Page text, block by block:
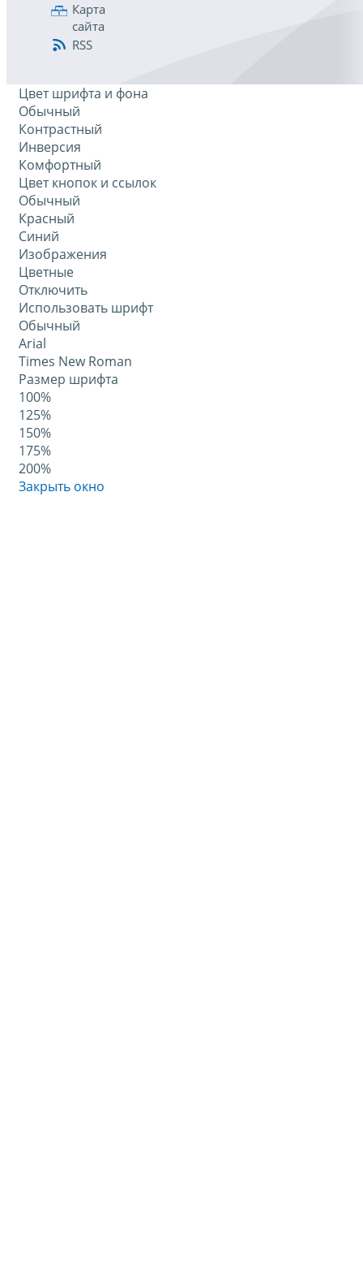
Карта
сайта
RSS
Цвет шрифта и фона
Обычный
Контрастный
Инверсия
Комфортный
Цвет кнопок и ссылок
Обычный
Красный
Синий
Изображения
Цветные
Отключить
Использовать шрифт
Обычный
Arial
Times New Roman
Размер шрифта
100%
125%
150%
175%
200%
Закрыть окно